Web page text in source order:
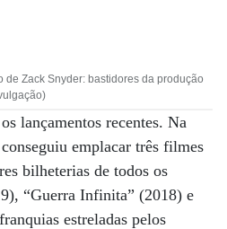
de Zack Snyder: bastidores da produção
lançamentos recentes. Na
emplacar três filmes
bilheterias de todos os
“Guerra Infinita” (2018) e
estreladas pelos